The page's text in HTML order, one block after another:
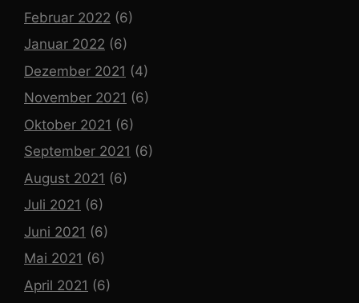
Februar 2022 (6)
Januar 2022 (6)
Dezember 2021 (4)
November 2021 (6)
Oktober 2021 (6)
September 2021 (6)
August 2021 (6)
Juli 2021 (6)
Juni 2021 (6)
Mai 2021 (6)
April 2021 (6)